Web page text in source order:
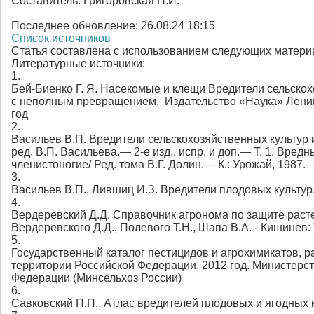
Последнее обновление: 26.08.24 18:15
Список источников
Статья составлена с использованием следующих
Литературные источники:
1.
Бей-Биенко Г. Я. Насекомые и клещи Вредители
с неполным превращением. Издательство «Наука»
год
2.
Васильев В.П. Вредители сельскохозяйственных
ред. В.П. Васильева.— 2-е изд., испр. и доп.— Т. 1.
членистоногие/ Ред. тома В.Г. Долин.— К.: Урожай,
3.
Васильев В.П., Лившиц И.З. Вредители плодовых
4.
Вердеревский Д.Д. Справочник агронома по защите
Вердеревского Д.Д., Полевого Т.Н., Шапа В.А. - Кишинев:
5.
Государственный каталог пестицидов и
территории Российской Федерации, 2012 год.
Федерации (Минсельхоз России)
6.
Савковский П.П., Атлас вредителей плодовых и ягодных